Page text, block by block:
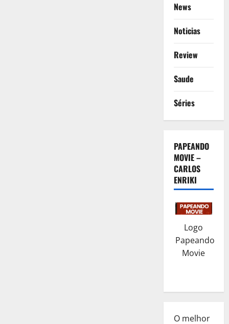
News
Noticias
Review
Saude
Séries
PAPEANDO
MOVIE –
CARLOS
ENRIKI
Logo
Papeando
Movie
O melhor